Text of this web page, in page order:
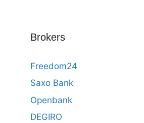
Brokers
Freedom24
Saxo Bank
Openbank
DEGIRO